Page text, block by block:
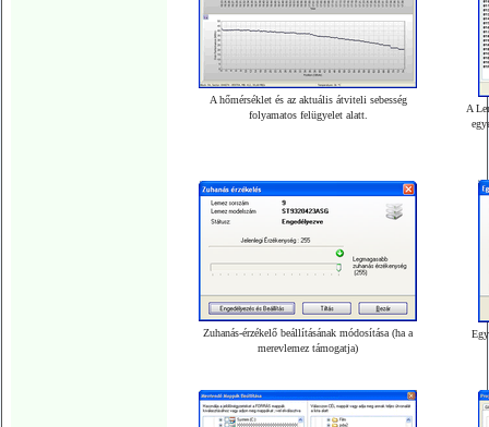
A hőmérséklet és az aktuális átviteli sebesség
folyamatos felügyelet alatt.
A
Zuhanás-érzékelő beállításának módosítása (ha a
merevlemez támogatja)